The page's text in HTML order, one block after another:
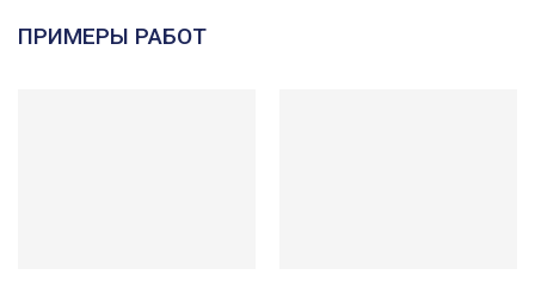
ПРИМЕРЫ РАБОТ